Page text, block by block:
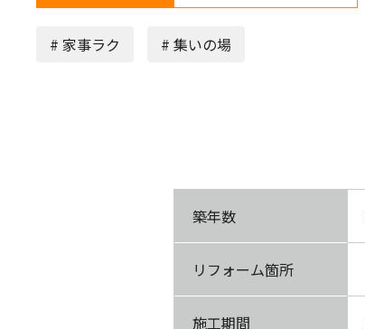
# 家事ラク # 集いの場
築年数
リフォーム箇所
施工期間